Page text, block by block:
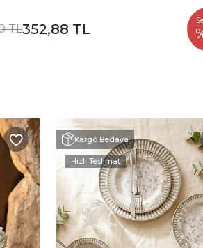
TL352,88 TL
Kargo Bedava
Hızlı Teslimat